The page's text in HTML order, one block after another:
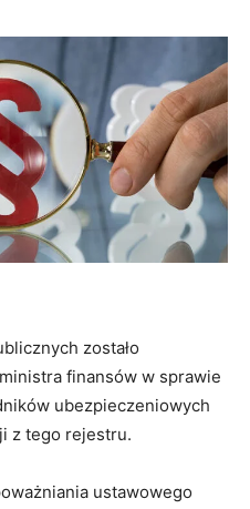
zostało
finansów w sprawie
ubezpieczeniowych
z tego rejestru.
ustawowego